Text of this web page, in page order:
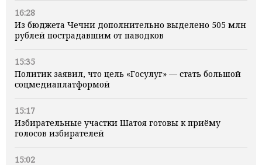
16:28
Из бюджета Чечни дополнительно выделено 505 млн
рублей пострадавшим от паводков
15:35
Политик заявил, что цель «Госулуг» — стать большой
соцмедиаплатформой
15:17
Избирательные участки Шатоя готовы к приёму
голосов избирателей
15:02